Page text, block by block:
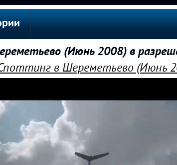
(Июнь 2008) в
в Шереметьево (Июнь